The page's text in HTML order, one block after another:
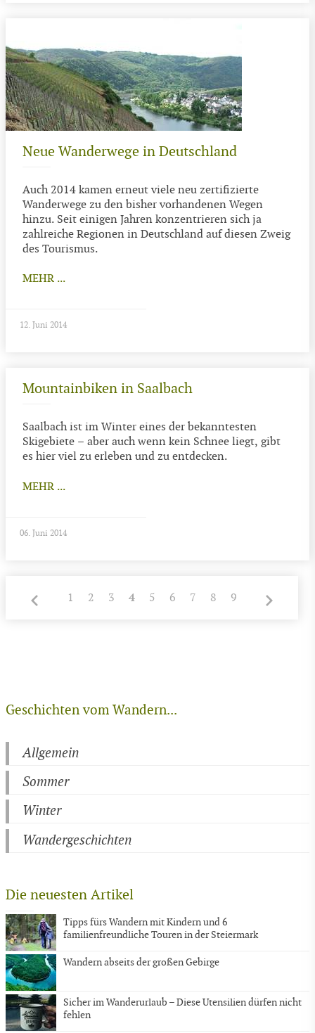
Neue Wanderwege in Deutschland
Auch 2014 kamen erneut viele neu zertifizierte
Wanderwege zu den bisher vorhandenen Wegen
hinzu. Seit einigen Jahren konzentrieren sich ja
zahlreiche Regionen in Deutschland auf diesen Zweig
des Tourismus.
MEHR ...
12. Juni 2014
Mountainbiken in Saalbach
Saalbach ist im Winter eines der bekanntesten
Skigebiete – aber auch wenn kein Schnee liegt, gibt
es hier viel zu erleben und zu entdecken.
MEHR ...
06. Juni 2014
1 2 3 4 5 6 7 8 9
Geschichten vom Wandern...
Allgemein
Sommer
Winter
Wandergeschichten
Die neuesten Artikel
Tipps fürs Wandern mit Kindern und 6
familienfreundliche Touren in der Steiermark
Wandern abseits der großen Gebirge
Sicher im Wanderurlaub – Diese Utensilien dürfen nicht
fehlen